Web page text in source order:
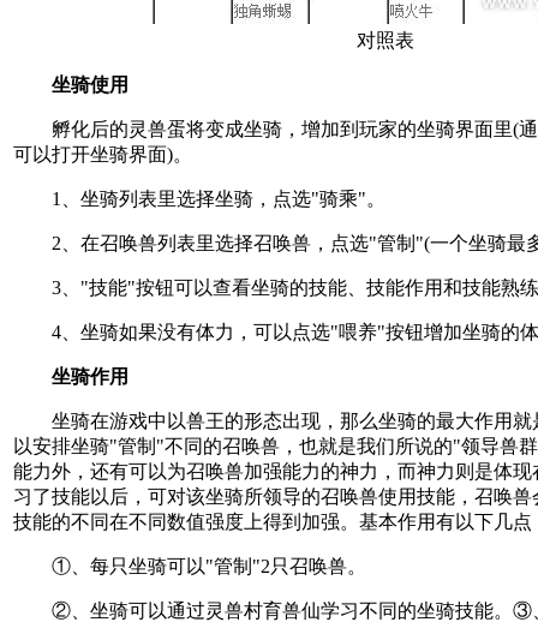
对照表
坐骑使用
孵化后的灵兽蛋将变成坐骑，增加到玩家的坐骑界面里(
可以打开坐骑界面)。
1、坐骑列表里选择坐骑，点选"骑乘"。
2、在召唤兽列表里选择召唤兽，点选"管制"(一个坐骑最
3、"技能"按钮可以查看坐骑的技能、技能作用和技能熟
4、坐骑如果没有体力，可以点选"喂养"按钮增加坐骑的体
坐骑作用
坐骑在游戏中以兽王的形态出现，那么坐骑的最大作用就
以安排坐骑"管制"不同的召唤兽，也就是我们所说的"领导兽
能力外，还有可以为召唤兽加强能力的神力，而神力则是体
习了技能以后，可对该坐骑所领导的召唤兽使用技能，召唤
技能的不同在不同数值强度上得到加强。基本作用有以下几点
①、每只坐骑可以"管制"2只召唤兽。
②、坐骑可以通过灵兽村育兽仙学习不同的坐骑技能。③